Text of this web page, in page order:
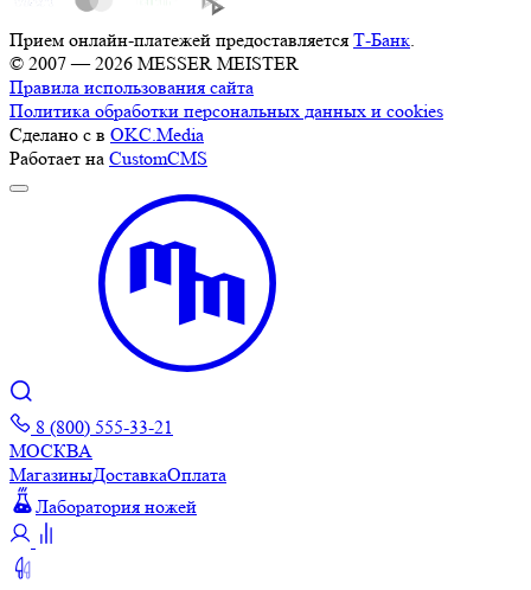
Прием онлайн-платежей предоставляется Т-Банк
© 2007 — 2026 MESSER MEISTER
Правила использования сайта
Политика обработки персональных данных и cookies
Сделано с в OKC.Media
Работает на CustomCMS
8 (800) 555-33-21
МОСКВА
МагазиныДоставкаОплата
Лаборатория ножей